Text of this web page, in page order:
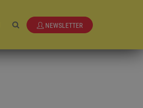
NEWSLETTER